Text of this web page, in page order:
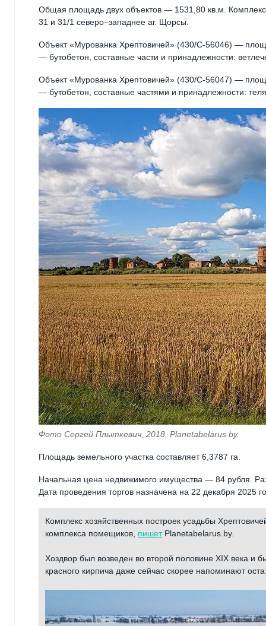
Общая площадь двух объектов — 1531,80 кв.м.
31 и 31/1 северо–западнее аг. Щорсы.
Объект «Мурованка Хрептовичей» (430/С-56046) —
— бутобетон, составные части и принадлежности:
Объект «Мурованка Хрептовичей» (430/С-56047) —
— бутобетон, составные частями и принадлежности:
Фото Сергей Плыткевич, 2018, Planetabelarus.by.
Площадь земельного участка составляет 6,3787 га.
Начальная цена недвижимого имущества — 84 рубля.
Дата проведения торгов назначена на 22 декабря 2025
Комплекс хозяйственных построек усадьбы
комплекса помещиков, пишетPlanetabelarus.by.
Хоздвор был возведен во второй половине XIX века и
красного кирпича даже сейчас скорее напоминают